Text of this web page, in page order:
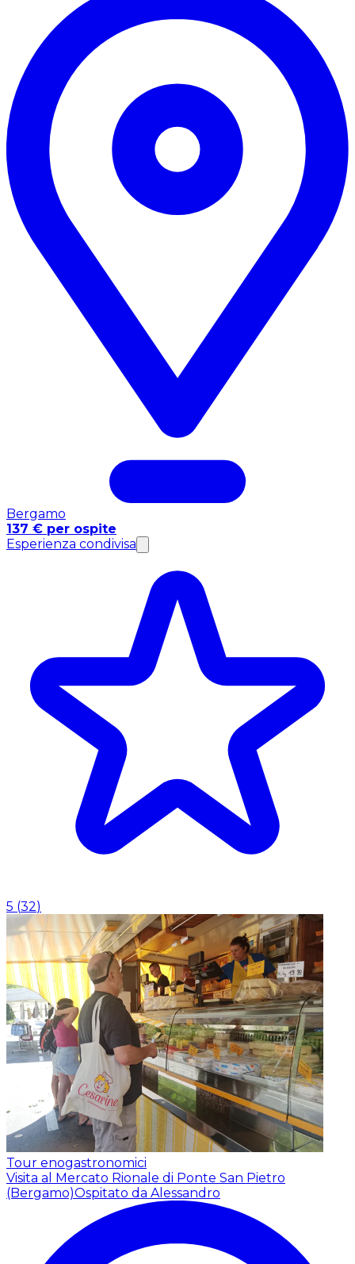
Bergamo
137 € per ospite
Esperienza condivisa
5 (32)
Tour enogastronomici
Visita al Mercato Rionale di Ponte San Pietro
(Bergamo)Ospitato da Alessandro